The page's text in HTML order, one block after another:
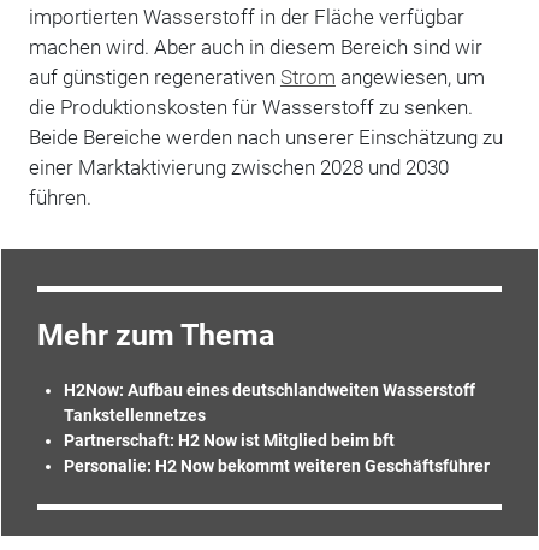
importierten Wasserstoff in der Fläche verfügbar
machen wird. Aber auch in diesem Bereich sind wir
auf günstigen regenerativen Strom angewiesen, um
die Produktionskosten für Wasserstoff zu senken.
Beide Bereiche werden nach unserer Einschätzung zu
einer Marktaktivierung zwischen 2028 und 2030
führen.
Mehr zum Thema
H2Now: Aufbau eines deutschlandweiten Wasserstoff
Tankstellennetzes
Partnerschaft: H2 Now ist Mitglied beim bft
Personalie: H2 Now bekommt weiteren Geschäftsführer